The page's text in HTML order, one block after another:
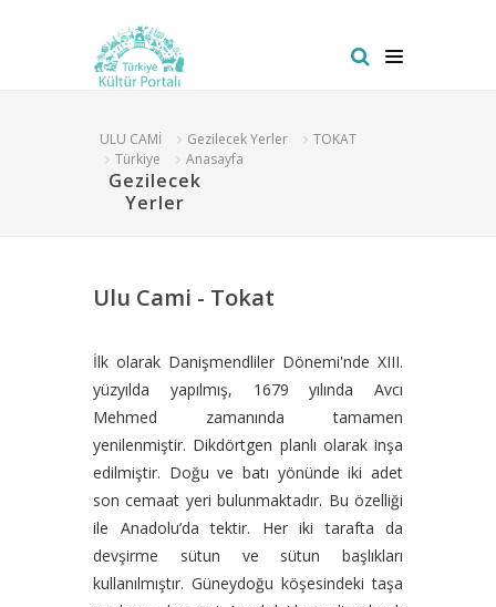
ULU CAMİ Gezilecek Yerler
TOKAT
Türkiye
Anasayfa
Gezilecek
Yerler
Ulu Cami - Tokat
İlk olarak Danişmendliler Dönemi'nde XIII.
yüzyılda yapılmış, 1679 yılında Avcı
Mehmed zamanında tamamen
yenilenmiştir. Dikdörtgen planlı olarak inşa
edilmiştir. Doğu ve batı yönünde iki adet
son cemaat yeri bulunmaktadır. Bu özelliği
ile Anadolu’da tektir. Her iki tarafta da
devşirme sütun ve sütun başlıkları
kullanılmıştır. Güneydoğu köşesindeki taşa